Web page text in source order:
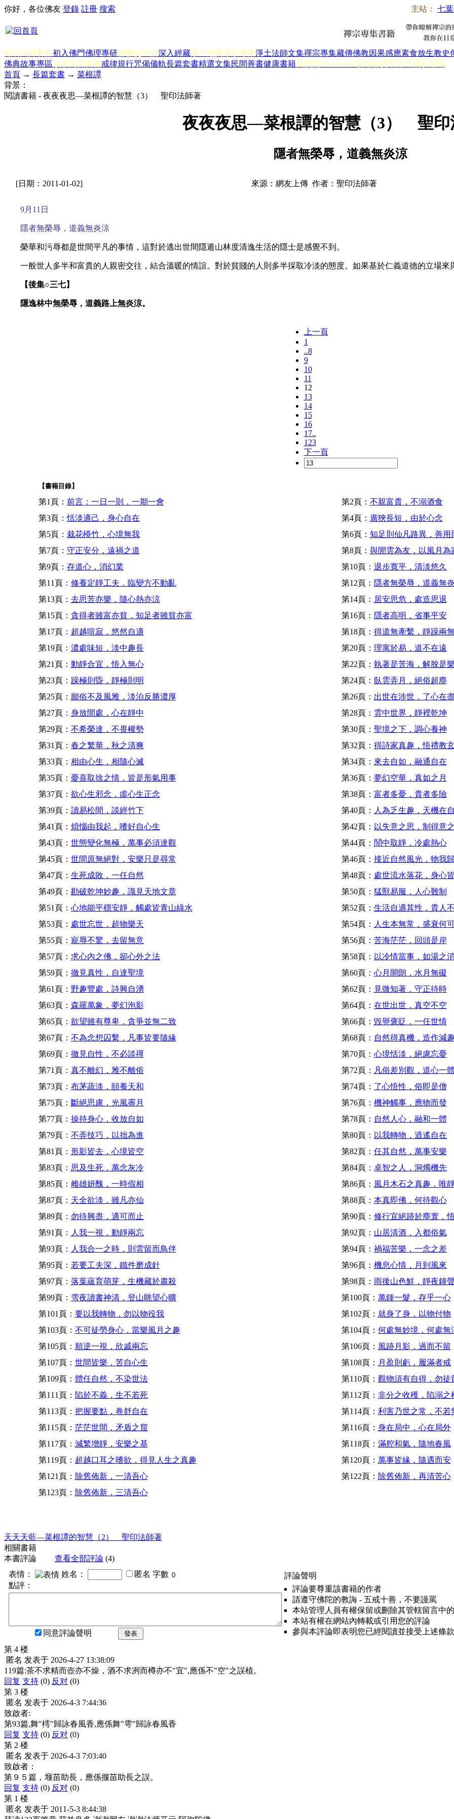
主站： 七
你好，各位佛友 登錄 註冊 搜索
知名法師著作初入佛門佛理專研佛教徒生活深入經藏淨土經典淨宗專集淨土法師文集禪宗專集藏傳佛教因果感應素食放生教史
佛典故事專區故事寓言書籍戒律規行咒偈儀軌長篇套書精選文集民間善書健康書籍我們的 Facebook 粉絲群贊助方式戒邪淫網
首頁 → 長篇套書 → 菜根譚
背景：
閱讀書籍 - 夜夜夜思—菜根譚的智慧（3） 聖印法師著
夜夜夜思—菜根譚的智慧（3） 聖印
隱者無榮辱，道義無炎涼
[日期：2011-01-02] 來源：網友上傳 作者：聖印法師著
9月11日
隱者無榮辱，道義無炎涼
榮華和污辱都是世間平凡的事情，這對於逃出世間隱遁山林度清逸生活的隱士是感覺不到。
一般世人多半和富貴的人親密交往，結合溫暖的情誼。對於貧賤的人則多半採取冷淡的態度。如果基於仁義道德的立場來
【後集○三七】
隱逸林中無榮辱，道義路上無炎涼。
上一頁
1
..8
9
10
11
12
13
14
15
16
17..
123
下一頁
【書籍目錄】
第1頁： 前言：一日一則，一期一會 第2頁： 不親富貴，不溺酒食
第3頁：恬淡適己，身心自在 第4頁： 廣狹長短，由於心念
第5頁： 栽花檯竹，心境無我 第6頁： 知足則仙凡路異，善用
第7頁： 守正安分，遠禍之道 第8頁： 與閒雲為友，以風月為
第9頁： 存道心，消幻業 第10頁： 退步寬平，清淡悠久
第11頁： 修養定靜工夫，臨變方不動亂 第12頁： 隱者無榮辱，道義無
第13頁： 去思苦亦樂，隨心熱亦涼 第14頁： 居安思危，處造思退
第15頁： 貪得者雖富亦貧，知足者雖貧亦富 第16頁： 隱者高明，省事平安
第17頁： 超越喧寂，悠然自適 第18頁： 得道無牽繫，靜躁兩
第19頁： 濃處味短，淡中趣長 第20頁： 理寓於易，道不在遠
第21頁： 動靜合宜，悟入無心 第22頁： 執著是苦海，解脫是
第23頁： 躁極則昏，靜極則明 第24頁： 臥雲弄月，絕俗超塵
第25頁： 鄙俗不及風雅，淡泊反勝濃厚 第26頁： 出世在涉世，了心在
第27頁： 身放閒處，心在靜中 第28頁： 雲中世界，靜裡乾坤
第29頁： 不希榮達，不畏權勢 第30頁： 聖境之下，調心養神
第31頁： 春之繁華，秋之清爽 第32頁： 得詩家真趣，悟禮教
第33頁： 相由心生，相隨心滅 第34頁： 來去自如，融通自在
第35頁： 憂喜取捨之情，皆是形氣用事 第36頁： 夢幻空華，真如之月
第37頁： 欲心生邪念，虛心生正念 第38頁： 富者多憂，貴者多險
第39頁： 讀易松間，談經竹下 第40頁： 人為乏生趣，天機在
第41頁： 煩惱由我起，嗜好自心生 第42頁： 以失意之思，制得意
第43頁： 世態變化無極，萬事必須達觀 第44頁： 鬧中取靜，冷處熱心
第45頁： 世間原無絕對，安樂只是尋常 第46頁： 接近自然風光，物我
第47頁： 生死成敗，一任自然 第48頁： 處世流水落花，身心
第49頁： 勘破乾坤妙趣，識見天地文章 第50頁： 猛獸易服，人心難制
第51頁： 心地能平穩安靜，觸處皆青山綠水 第52頁： 生活自適其性，貴人
第53頁： 處世忘世，超物樂天 第54頁： 人生本無常，盛衰何
第55頁： 寵辱不驚，去留無意 第56頁： 苦海茫茫，回頭是岸
第57頁： 求心內之佛，卻心外之法 第58頁： 以冷情當事，如湯之
第59頁： 徹見真性，自達聖境 第60頁： 心月開朗，水月無礙
第61頁： 野趣豐處，詩興自湧 第62頁： 見微知著，守正待時
第63頁： 森羅萬象，夢幻泡影 第64頁： 在世出世，真空不空
第65頁： 欲望雖有尊卑，貪爭並無二致 第66頁： 毀譽褒貶，一任世情
第67頁： 不為念想囚繫，凡事皆要隨緣 第68頁： 自然得真機，造作減
第69頁： 徹見自性，不必談禪 第70頁： 心境恬淡，絕慮忘憂
第71頁： 真不離幻，雅不離俗 第72頁： 凡俗差別觀，道心一
第73頁： 布茅蔬淡，頤養天和 第74頁： 了心悟性，俗即是僧
第75頁： 斷絕思慮，光風霽月 第76頁： 機神觸事，應物而發
第77頁： 操持身心，收放自如 第78頁： 自然人心，融和一體
第79頁： 不弄技巧，以拙為進 第80頁： 以我轉物，逍遙自在
第81頁： 形影皆去，心境皆空 第82頁： 任其自然，萬事安樂
第83頁： 思及生死，萬念灰冷 第84頁： 卓智之人，洞燭機先
第85頁： 雌雄妍醜，一時假相 第86頁： 風月木石之真趣，唯
第87頁： 天全欲淡，雖凡亦仙 第88頁： 本真即佛，何待觀心
第89頁： 勿待興盡，適可而止 第90頁： 修行宜絕跡於塵寰，
第91頁： 人我一視，動靜兩忘 第92頁： 山居清酒，入都俗氣
第93頁： 人我合一之時，則雲留而鳥伴 第94頁： 禍福苦樂，一念之差
第95頁： 若要工夫深，鐵件磨成針 第96頁： 機息心情，月到風來
第97頁： 落葉蘊育萌芽，生機藏於肅殺 第98頁： 雨後山色鮮，靜夜鐘
第99頁： 雪夜讀書神清，登山眺望心曠 第100頁： 萬鍾一髮，存乎一心
第101頁： 要以我轉物，勿以物役我 第102頁： 就身了身，以物付物
第103頁： 不可徒勞身心，當樂風月之趣 第104頁： 何處無妙境，何處無
第105頁： 順逆一視，欣戚兩忘 第106頁： 風跡月影，過而不留
第107頁： 世間皆樂，苦自心生 第108頁： 月盈則虧，履滿者戒
第109頁： 體任自然，不染世法 第110頁： 觀物須有自得，勿徒
第111頁： 陷於不義，生不若死 第112頁： 非分之收穫，陷溺之
第113頁： 把握要點，卷舒自在 第114頁： 利害乃世之常，不若
第115頁： 茫茫世間，矛盾之窟 第116頁： 身在局中，心在局外
第117頁： 減繁增靜，安樂之基 第118頁： 滿腔和氣，隨地春風
第119頁： 超越口耳之嗜欲，得見人生之真趣 第120頁： 萬事皆緣，隨遇而安
第121頁： 除舊佈新，一清吾心 第122頁： 除舊佈新，再清苦心
第123頁： 除舊佈新，三清吾心
天天天藍—菜根譚的智慧（2） 聖印法師著
相關書籍
本書評論
查看全部評論 (4)
表情：
姓名： 匿名 字數
點評：
同意評論聲明 發表
評論聲明
評論要尊重該書籍的作者
請遵守佛陀的教誨 - 五戒十善，不要謾罵
本站管理人員有權保留或刪除其管轄留言中
本站有權在網站內轉載或引用您的評論
參與本評論即表明您已經閱讀並接受上述條款
第 4 楼
匿名 发表于 2026-4-27 13:38:09
119篇:茶不求精而壺亦不燥，酒不求冽而樽亦不"宜",應係不"空"之誤植。
回复 支持 (0) 反对 (0)
第 3 楼
匿名 发表于 2026-4-3 7:44:36
致啟者:
第93篇,舞"樗"歸詠春風香,應係舞"雩"歸詠春風香
回复 支持 (0) 反对 (0)
第 2 楼
匿名 发表于 2026-4-3 7:03:40
致啟者：
第９５篇，堰苗助長，應係揠苗助長之誤。
回复 支持 (0) 反对 (0)
第 1 楼
匿名 发表于 2011-5-3 8:44:38